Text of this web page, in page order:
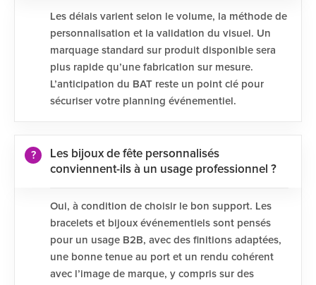
Les délais varient selon le volume, la méthode de
personnalisation et la validation du visuel. Un
marquage standard sur produit disponible sera
plus rapide qu’une fabrication sur mesure.
L’anticipation du BAT reste un point clé pour
sécuriser votre planning événementiel.
Les bijoux de fête personnalisés
conviennent-ils à un usage professionnel ?
Oui, à condition de choisir le bon support. Les
bracelets et bijoux événementiels sont pensés
pour un usage B2B, avec des finitions adaptées,
une bonne tenue au port et un rendu cohérent
avec l’image de marque, y compris sur des